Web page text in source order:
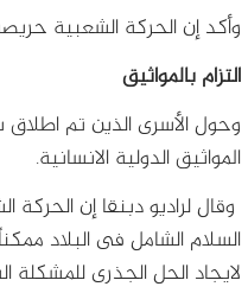
وأكد إن الحركة الشعبية
التزام بالمواثيق
وحول الأسرى الذين تم
المواثيق الدولية الانسانية.
وقال لراديو دبنقا إن
السلام الشامل فى البلاد
لايجاد الحل الجذرى للمشكلة